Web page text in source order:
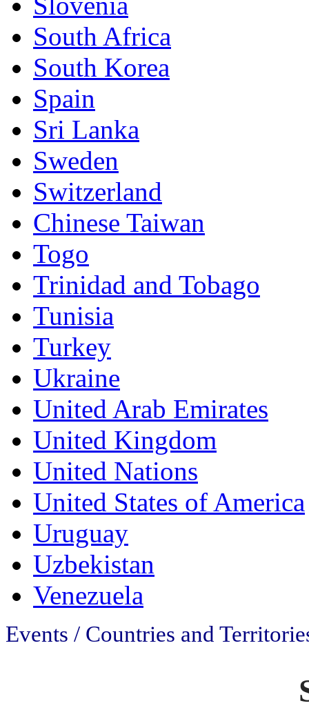
South Africa
South Korea
Spain
Sri Lanka
Sweden
Switzerland
Chinese Taiwan
Togo
Trinidad and Tobago
Tunisia
Turkey
Ukraine
United Arab Emirates
United Kingdom
United Nations
United States of America
Uruguay
Uzbekistan
Venezuela
Events / Countries and